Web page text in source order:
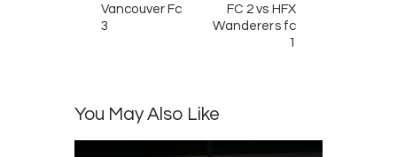
Vancouver Fc
3
FC 2 vs HFX
Wanderers fc
1
You May Also Like